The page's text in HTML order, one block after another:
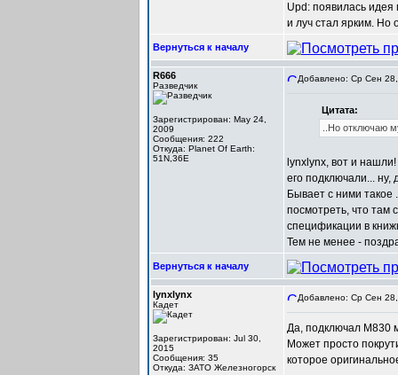
Upd: появилась идея
и луч стал ярким. Но
Вернуться к началу
R666
Разведчик
Зарегистрирован: May 24,
2009
Сообщения: 222
Откуда: Planet Of Earth:
51N,36E
Добавлено: Ср Сен
Цитата:
..Но отключаю
lynxlynx, вот и
его подключали...
Бывает с ними такое
посмотреть, что там
спецификации в
Тем не менее -
Вернуться к началу
lynxlynx
Кадет
Зарегистрирован: Jul 30,
2015
Сообщения: 35
Откуда: ЗАТО Железногорск
Добавлено: Ср Сен
Да, подключал M830
Может просто
которое